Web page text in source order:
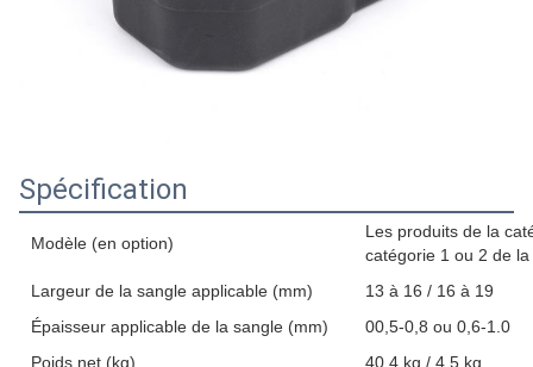
Spécification
Modèle (en option)
Les produits de la
catégorie 1 ou 2 de
Largeur de la sangle applicable (mm)
13 à 16 / 16 à 19
Épaisseur applicable de la sangle (mm)
00,5-0,8 ou 0,6-1.0
Poids net (kg)
40,4 kg / 4,5 kg